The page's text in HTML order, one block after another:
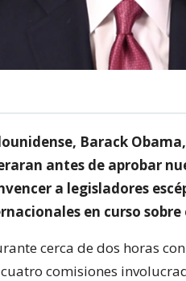
Barack
antes de aprobar
a legisladores
en curso
cerca de dos horas
comisiones